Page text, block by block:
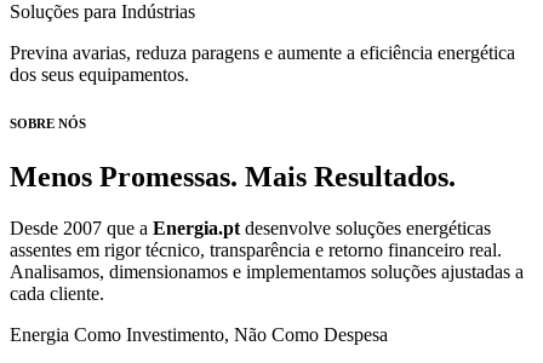
Soluções para Indústrias
Previna avarias, reduza paragens e aumente a eficiência energética
dos seus equipamentos.
SOBRE NÓS
Menos Promessas. Mais Resultados.
Desde 2007 que a Energia.pt desenvolve soluções energéticas
assentes em rigor técnico, transparência e retorno financeiro real.
Analisamos, dimensionamos e implementamos soluções ajustadas a
cada cliente.
Energia Como Investimento, Não Como Despesa